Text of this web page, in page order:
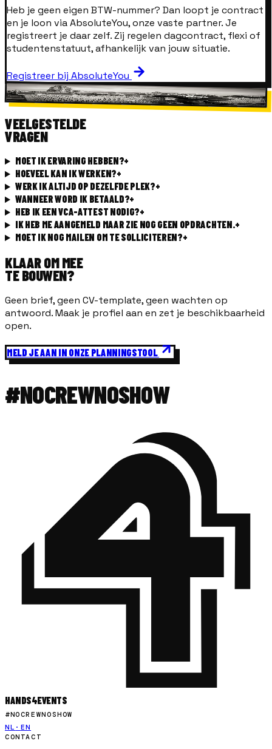
Heb je geen eigen BTW-nummer? Dan loopt je contract
en je loon via AbsoluteYou, onze vaste partner. Je
registreert je daar zelf. Zij regelen dagcontract, flexi of
studentenstatuut, afhankelijk van jouw situatie.
Registreer bij AbsoluteYou
OP DE WERF
EEN CALL IS EEN CALL.
VEELGESTELDE
VRAGEN
MOET IK ERVARING HEBBEN?+
HOEVEEL KAN IK WERKEN?+
WERK IK ALTIJD OP DEZELFDE PLEK?+
WANNEER WORD IK BETAALD?+
HEB IK EEN VCA-ATTEST NODIG?+
IK HEB ME AANGEMELD MAAR ZIE NOG GEEN OPDRACHTEN.+
MOET IK NOG MAILEN OM TE SOLLICITEREN?+
KLAAR OM MEE
TE BOUWEN?
Geen brief, geen CV-template, geen wachten op
antwoord. Maak je profiel aan en zet je beschikbaarheid
open.
MELD JE AAN IN ONZE PLANNINGSTOOL
#NOCREWNOSHOW
HANDS4EVENTS
#NOCREWNOSHOW
NL · EN
CONTACT